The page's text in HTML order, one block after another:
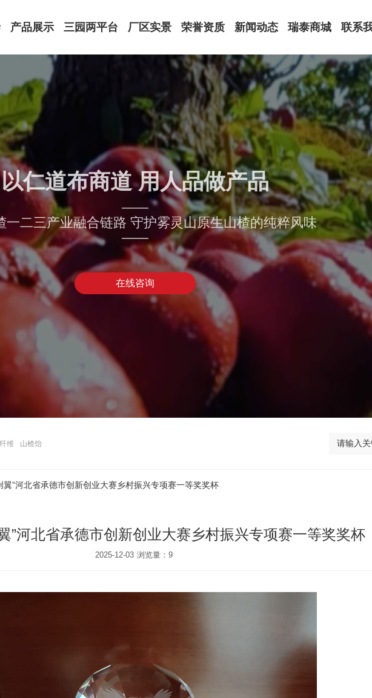
产品展示
饮品罐头系列
果脯蜜饯系列
健康萃取系列
特色礼盒系列
三园两平台 厂区实景
实验室
办公环境
设备展示
荣誉资质
荣誉资质
注册商标
原材料认证
专利证书
体系认证
新闻动态
公司动态
领导关怀
媒体报道
行业资讯
瑞泰商城 联系
以仁道布商道 用人品做产品
——
一二三产业融合链路 守护雾灵山原生山楂的纯粹风味
——
在线咨询
维 山楂饴
翼”河北省承德市创新创业大赛乡村振兴专项赛一等奖奖杯
”河北省承德市创新创业大赛乡村振兴专项赛一等奖奖杯
2025-12-03 浏览量：9